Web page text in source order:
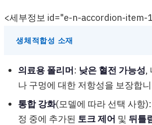
<세부정보 id="e-n-accordion-item-
생체적합성 소재
의료용 폴리머: 낮은 혈전 가능성,
나 구멍에 대한 저항성을 보장합
통합 강화(모델에 따라 선택 사항
정 중에 추가된 토크 제어 및 뒤틀